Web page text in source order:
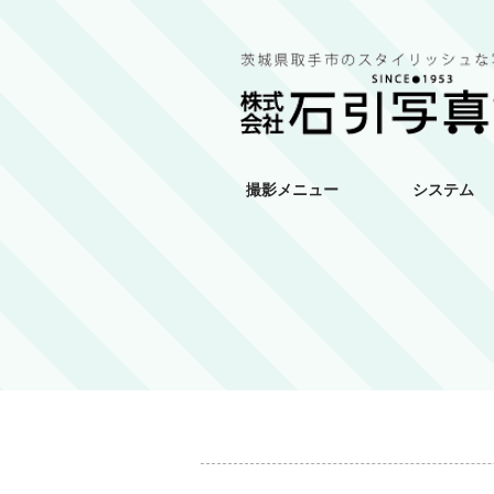
撮影メニュー システム